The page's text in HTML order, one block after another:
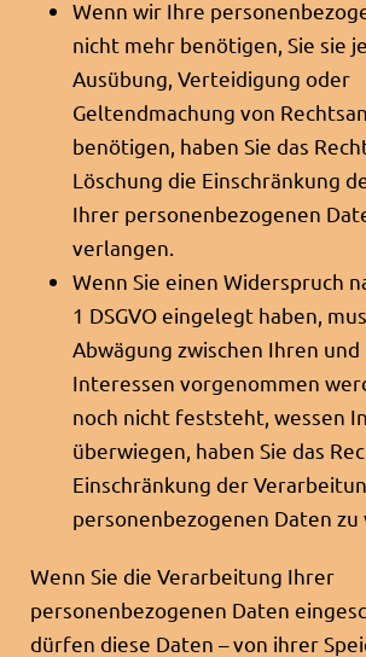
Wenn wir Ihre
nicht mehr benötigen, Sie sie
Ausübung, Verteidigung oder
Geltendmachung von
benötigen, haben Sie das
Löschung die Einschränkung
Ihrer personenbezogenen
verlangen.
Wenn Sie einen Widerspruch
1 DSGVO eingelegt haben,
Abwägung zwischen Ihren
Interessen vorgenommen
noch nicht feststeht, wessen
überwiegen, haben Sie das
Einschränkung der
personenbezogenen Daten zu
Wenn Sie die Verarbeitung Ihrer
personenbezogenen Daten
dürfen diese Daten – von ihrer